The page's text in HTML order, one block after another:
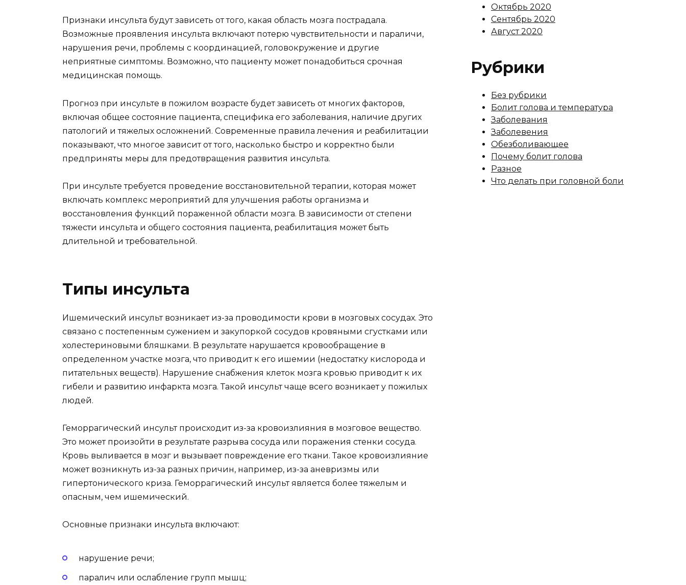
Признаки инсульта будут зависеть от того, какая область мозга пострадала.
Возможные проявления инсульта включают потерю чувствительности и параличи,
нарушения речи, проблемы с координацией, головокружение и другие
неприятные симптомы. Возможно, что пациенту может понадобиться срочная
медицинская помощь.
Прогноз при инсульте в пожилом возрасте будет зависеть от многих факторов,
включая общее состояние пациента, специфика его заболевания, наличие других
патологий и тяжелых осложнений. Современные правила лечения и реабилитации
показывают, что многое зависит от того, насколько быстро и корректно были
предприняты меры для предотвращения развития инсульта.
При инсульте требуется проведение восстановительной терапии, которая может
включать комплекс мероприятий для улучшения работы организма и
восстановления функций пораженной области мозга. В зависимости от степени
тяжести инсульта и общего состояния пациента, реабилитация может быть
длительной и требовательной.
Типы инсульта
Ишемический инсульт возникает из-за проводимости крови в мозговых сосудах. Это
связано с постепенным сужением и закупоркой сосудов кровяными сгустками или
холестериновыми бляшками. В результате нарушается кровообращение в
определенном участке мозга, что приводит к его ишемии (недостатку кислорода и
питательных веществ). Нарушение снабжения клеток мозга кровью приводит к их
гибели и развитию инфаркта мозга. Такой инсульт чаще всего возникает у пожилых
людей.
Геморрагический инсульт происходит из-за кровоизлияния в мозговое вещество.
Это может произойти в результате разрыва сосуда или поражения стенки сосуда.
Кровь выливается в мозг и вызывает повреждение его ткани. Такое кровоизлияние
может возникнуть из-за разных причин, например, из-за аневризмы или
гипертонического криза. Геморрагический инсульт является более тяжелым и
опасным, чем ишемический.
Основные признаки инсульта включают:
нарушение речи;
паралич или ослабление групп мышц;
Октябрь 2020
Сентябрь 2020
Август 2020
Рубрики
Без рубрики
Болит голова и температура
Заболевания
Заболевения
Обезболивающее
Почему болит голова
Разное
Что делать при головной боли